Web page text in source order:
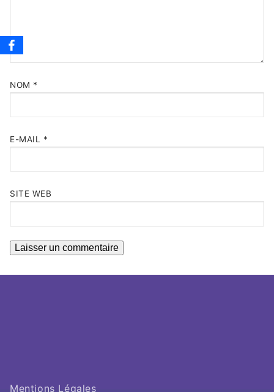
NOM *
E-MAIL *
SITE WEB
Mentions Légales